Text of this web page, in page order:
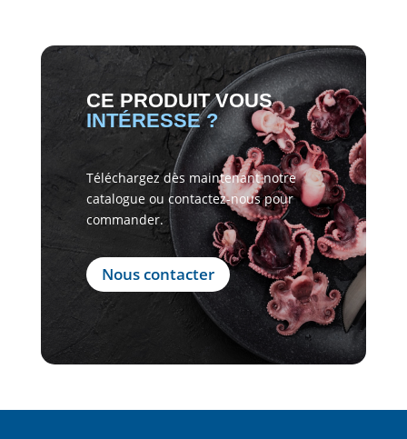
CE PRODUIT VOUS
INTÉRESSE ?
Téléchargez dès maintenant notre
catalogue ou contactez-nous pour
commander.
Nous contacter